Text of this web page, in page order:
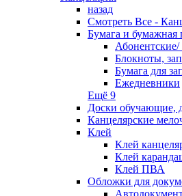
назад
Смотреть Все -
Бумага и бумажная
Блокноты,
Бумага для
Ежедневники
Ещё 9
Доски обучающие,
Канцелярские
Клей
Клей
Клей
Клей ПВА
Обложки для